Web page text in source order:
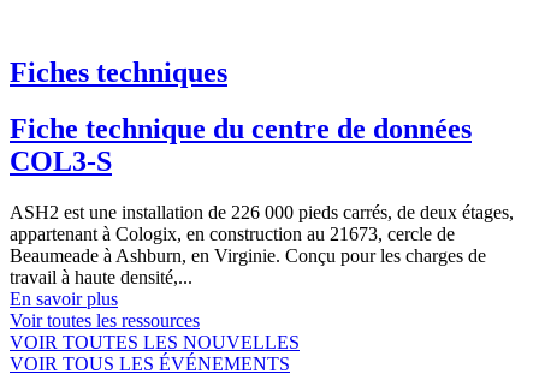
Fiches techniques
Fiche technique du centre de données
COL3-S
ASH2 est une installation de 226 000 pieds carrés, de deux étages,
appartenant à Cologix, en construction au 21673, cercle de
Beaumeade à Ashburn, en Virginie. Conçu pour les charges de
travail à haute densité,...
En savoir plus
Voir toutes les ressources
VOIR TOUTES LES NOUVELLES
VOIR TOUS LES ÉVÉNEMENTS